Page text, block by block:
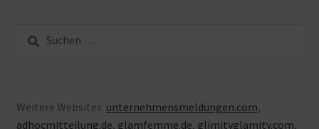
Suche
nach:
Weitere Websites: unternehmensmeldungen.com,
adhocmitteilung.de, glamfemme.de, glimityglamity.com,